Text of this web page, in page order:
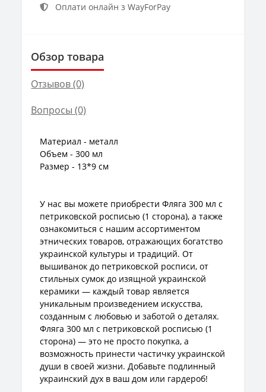
Оплати онлайн з WayForPay
Обзор товара
Отзывов (0)
Вопросы (0)
Материал - металл
Объем - 300 мл
Размер - 13*9 см
У нас вы можете приобрести Фляга 300 мл с
петриковской росписью (1 сторона), а также
ознакомиться с нашим ассортиментом
этнических товаров, отражающих богатство
украинской культуры и традиций. От
вышиванок до петриковской росписи, от
стильных сумок до изящной украинской
керамики — каждый товар является
уникальным произведением искусства,
созданным с любовью и заботой о деталях.
Фляга 300 мл с петриковской росписью (1
сторона) — это не просто покупка, а
возможность принести частичку украинской
души в своей жизни. Добавьте подлинный
украинский дух в ваш дом или гардероб!